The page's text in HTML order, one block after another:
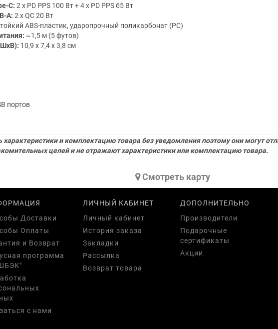
C: 2 x PD PPS 100 Вт + 4 x PD PPS 65 Вт
A: 2 x QC 20 Вт
ABS-пластик, ударопрочный поликарбонат (PC)
~1,5 м (5 футов)
10,9 x 7,4 x 3,8 см
портов
и комплектацию товара без уведомления поэтому они могут
целей и не отражают характеристики или комплектацию товара.
Cмотреть карту
Доставки
Оплаты
и Возврат
программа
с нами
ЛИЧНЫЙ КАБИНЕТ
Личный кабинет
История заказа
Закладки
Рассылка
Возврат товара
ДОПОЛНИТЕЛЬНО
Производители
Подарочные
сертификаты
Акции